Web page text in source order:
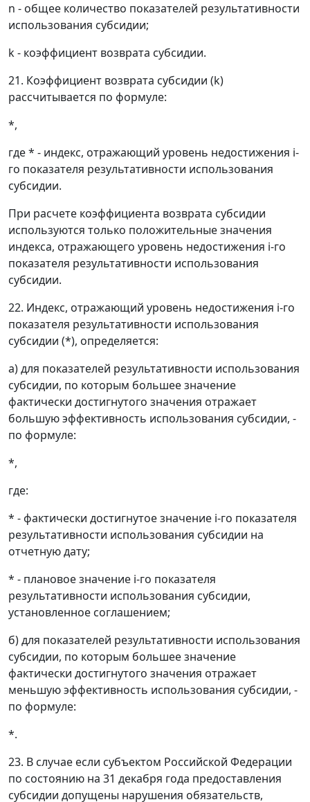
n - общее количество показателей результативности
использования субсидии;
k - коэффициент возврата субсидии.
21. Коэффициент возврата субсидии (k)
рассчитывается по формуле:
*,
где * - индекс, отражающий уровень недостижения i-
го показателя результативности использования
субсидии.
При расчете коэффициента возврата субсидии
используются только положительные значения
индекса, отражающего уровень недостижения i-го
показателя результативности использования
субсидии.
22. Индекс, отражающий уровень недостижения i-го
показателя результативности использования
субсидии (*), определяется:
а) для показателей результативности использования
субсидии, по которым большее значение
фактически достигнутого значения отражает
большую эффективность использования субсидии, -
по формуле:
*,
где:
* - фактически достигнутое значение i-го показателя
результативности использования субсидии на
отчетную дату;
* - плановое значение i-го показателя
результативности использования субсидии,
установленное соглашением;
б) для показателей результативности использования
субсидии, по которым большее значение
фактически достигнутого значения отражает
меньшую эффективность использования субсидии, -
по формуле:
*.
23. В случае если субъектом Российской Федерации
по состоянию на 31 декабря года предоставления
субсидии допущены нарушения обязательств,